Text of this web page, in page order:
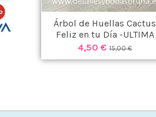
Árbol de Huellas Cactus
Feliz en tu Día -ULTIMA
UNIDAD-
4,50 €15,00 €